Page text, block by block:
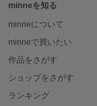
minneを知る
minneについて
minneで買いたい
作品をさがす
ショップをさがす
ランキング